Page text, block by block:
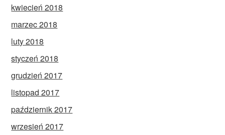
kwiecień 2018
marzec 2018
luty 2018
styczeń 2018
grudzień 2017
listopad 2017
październik 2017
wrzesień 2017